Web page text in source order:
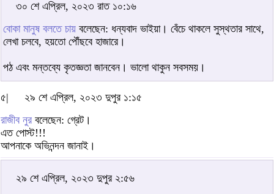
৩০ শে এপ্রিল, ২০২৩ রাত ১০:১৬
বোকা মানুষ বলতে চায় বলেছেন: ধন্যবাদ ভাইয়া। বেঁচে থাকলে সুস্থতার সাথে,
লেখা চলবে, হয়তো পৌঁছবে হাজারে।
পঠ এবং মন্তব্যে কৃতজ্ঞতা জানবেন। ভালো থাকুন সবসময়।
৫|
২৯ শে এপ্রিল, ২০২৩ দুপুর ১:১৫
রাজীব নুর বলেছেন: গ্রেট।
এত পোস্ট!!!
আপনাকে অভিনন্দন জানাই।
২৯ শে এপ্রিল, ২০২৩ দুপুর ২:৫৬